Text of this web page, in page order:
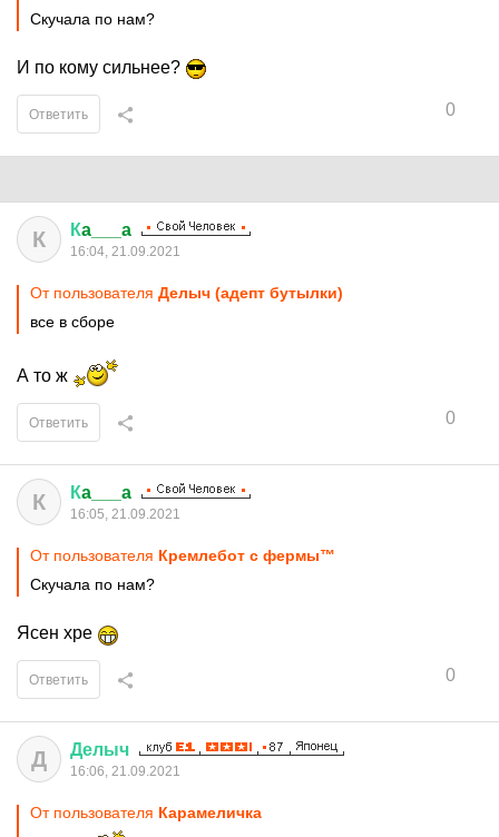
Скучала по нам?
И по кому сильнее?
0
Ответить
К Кa___a
16:04, 21.09.2021
От пользователя Делыч (адепт бутылки)
все в сборе
А то ж
0
Ответить
К Кa___a
16:05, 21.09.2021
От пользователя Крeмлeбот c фeрмы™
Скучала по нам?
Ясен хре
0
Ответить
Д Делыч
16:06, 21.09.2021
От пользователя Кaрaмeличкa